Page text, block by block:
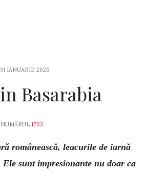
31 IANUARIE 2026
Basarabia
1703
românească, leacurile de iarnă
sunt impresionante nu doar ca